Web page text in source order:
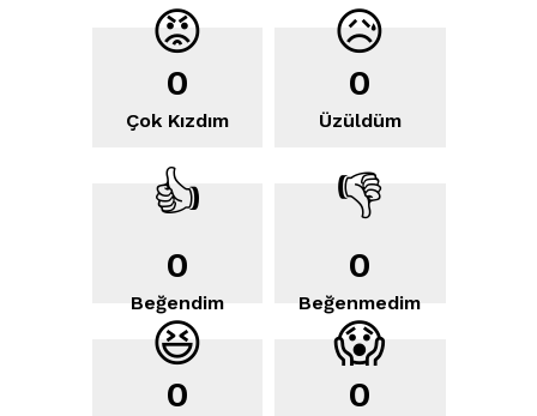
😡
0
Çok Kızdım
😥
0
Üzüldüm
👍
0
Beğendim
👎
0
Beğenmedim
😆
0
😱
0